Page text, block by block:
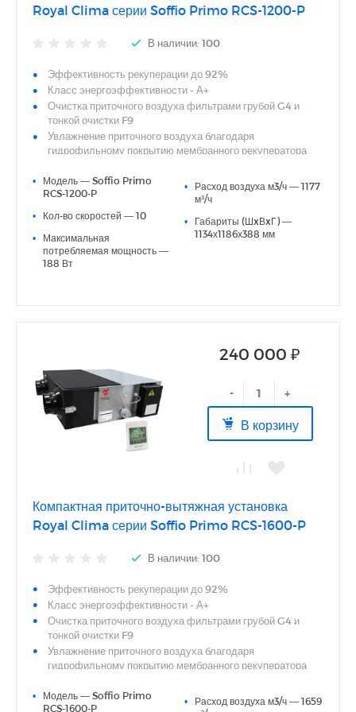
Royal Clima серии Soffio Primo RCS-1200-P
В наличии: 100
Эффективность рекуперации до 92%
Класс энергоэффективности - А+
Очистка приточного воздуха фильтрами грубой G4 и
тонкой очистки F9
Увлажнение приточного воздуха благодаря
гидрофильному покрытию мембранного рекуператора
Компактная конструкция с минимальной высотой от 388
мм
Универсальный монтаж - горизонтальный (стандартно
или в перевернутом положении) или вертикальный
Уровень шума - до 42 дБ(А)
Энергоэффективные многоскоростные DC-двигатели
Подключение к системе диспетчеризации через протокол
Возможность управления предварительным или
основным электрическим нагревателем
Система управления предусматривает специальные
режимы работы при низких температурах воздуха
Многоуровневый недельный таймер
•
Модель — Soffio Primo
RCS-1200-P
•
Кол-во скоростей — 10
•
Максимальная
потребляемая мощность —
188 Вт
•
Расход воздуха м3/ч — 1177
м³/ч
•
Габариты (ШxВxГ) —
1134х1186х388 мм
240 000 ₽
- +
В корзину
Компактная приточно-вытяжная установка
Royal Clima серии Soffio Primo RCS-1600-P
В наличии: 100
Эффективность рекуперации до 92%
Класс энергоэффективности - А+
Очистка приточного воздуха фильтрами грубой G4 и
тонкой очистки F9
Увлажнение приточного воздуха благодаря
гидрофильному покрытию мембранного рекуператора
Компактная конструкция с минимальной высотой от 388
•
Модель — Soffio Primo
RCS-1600-P
•
Расход воздуха м3/ч — 1659